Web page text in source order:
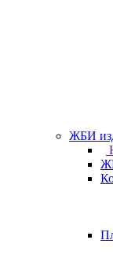
ЖБИ